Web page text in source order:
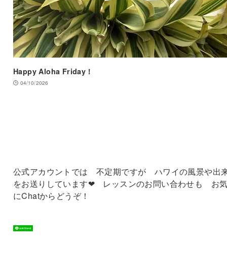
Happy Aloha Friday！
04/10/2026
公式アカウントでは 不定期ですが ハワイの風景や出
をお送りしています❤ レッスンのお問い合わせも お
にChatからどうぞ！